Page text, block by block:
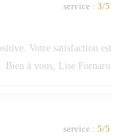
service : 3/5
Votre satisfaction
Bien à vous, Lise
service : 5/5